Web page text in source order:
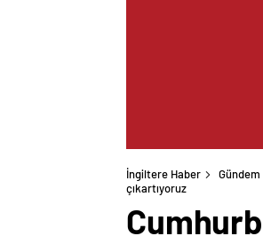
İngiltere Haber Gündem